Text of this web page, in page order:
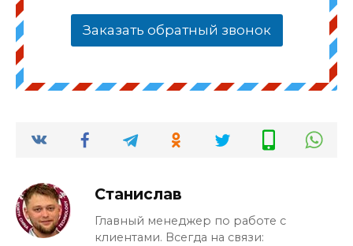
Заказать обратный звонок
Станислав
Главный менеджер по работе с
клиентами. Всегда на связи: